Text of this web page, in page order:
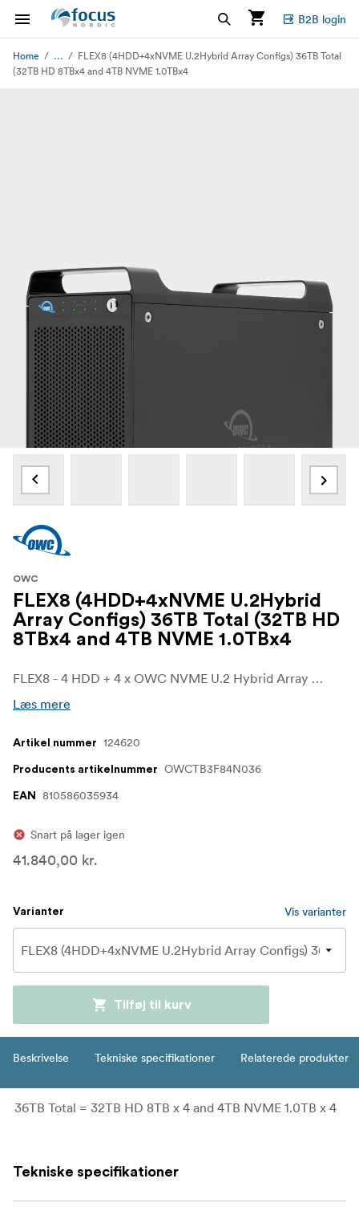
B2B login
Home ...
FLEX8 (4HDD+4xNVME U.2Hybrid Array Configs) 36TB Total
(32TB HD 8TBx4 and 4TB NVME 1.0TBx4
OWC
FLEX8 (4HDD+4xNVME U.2Hybrid
Array Configs) 36TB Total (32TB HD
8TBx4 and 4TB NVME 1.0TBx4
FLEX8 - 4 HDD + 4 x OWC NVME U.2 Hybrid Array Configs
Læs mere
Artikel nummer 124620
Producents artikelnummer OWCTB3F84N036
EAN 810586035934
Snart på lager igen
41.840,00 kr.
Varianter Vis varianter
Tilføj til kurv
Beskrivelse Tekniske specifikationer Relaterede produkter
36TB Total = 32TB HD 8TB x 4 and 4TB NVME 1.0TB x 4
Tekniske specifikationer